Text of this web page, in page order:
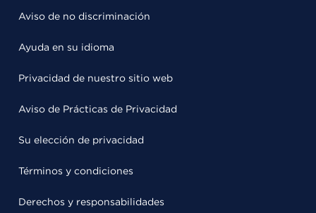
Aviso de no discriminación
Ayuda en su idioma
Privacidad de nuestro sitio web
Aviso de Prácticas de Privacidad
Su elección de privacidad
Términos y condiciones
Derechos y responsabilidades